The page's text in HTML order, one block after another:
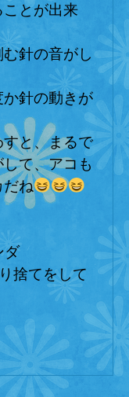
とが出来
針の音がし
針の動きが
と、まるで
て、アコも
だね
ダ
捨てをして